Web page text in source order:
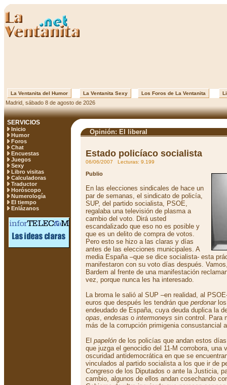
La Ventanita del Humor La Ventanita Sexy Los Foros de La Ventanita
Madrid, sábado 8 de agosto de 2026
SERVICIOS
Inicio
Humor
Foros
Chat
Encuestas
Juegos
Sexy
Libro visitas
Calculadoras
Traductor
Horóscopo
Numerología
El tiempo
Enlázanos
Opinión: El liberal
Estado policíaco socialista
06/06/2007 Lecturas: 9.199
Publio
En las elecciones sindicales de hace un
par de semanas, el sindicato de policía,
SUP, del partido socialista, PSOE,
regalaba una televisión de plasma a
cambio del voto. Dirá usted
escandalizado que eso no es posible y
que es un delito de compra de votos.
Pero esto se hizo a las claras y días
antes de las elecciones municipales. A
media España –que se dice socialista- esta
manifestaron con su voto días después.
Bardem al frente de una manifestación
vez, porque nunca les ha interesado.
La broma le salió al SUP –en realidad, al
euros que después les tendrán que perdonarlos
endeudado de España, cuya deuda duplica la
opas, endesas o intermoneys sin control. Para
más de la corrupción primigenia consustancial
El papelón de los policías que andan estos
que juzga el genocidio del 11-M corrobora, una
oscuridad antidemocrática en que se
vinculados al partido socialista a los que ir de
Congreso de los Diputados o ante la Justicia,
cambio, algunos de ellos andan cosechando